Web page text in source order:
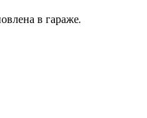
в гараже.